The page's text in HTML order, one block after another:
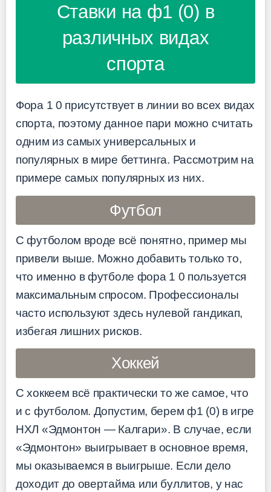
Ставки на ф1 (0) в
различных видах
спорта
Фора 1 0 присутствует в линии во всех видах
спорта, поэтому данное пари можно считать
одним из самых универсальных и
популярных в мире беттинга. Рассмотрим на
примере самых популярных из них.
Футбол
С футболом вроде всё понятно, пример мы
привели выше. Можно добавить только то,
что именно в футболе фора 1 0 пользуется
максимальным спросом. Профессионалы
часто используют здесь нулевой гандикап,
избегая лишних рисков.
Хоккей
С хоккеем всё практически то же самое, что
и с футболом. Допустим, берем ф1 (0) в игре
НХЛ «Эдмонтон — Калгари». В случае, если
«Эдмонтон» выигрывает в основное время,
мы оказываемся в выигрыше. Если дело
доходит до овертайма или буллитов, у нас